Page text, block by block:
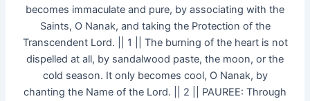
becomes immaculate and pure, by associating with the
Saints, O Nanak, and taking the Protection of the
Transcendent Lord. || 1 || The burning of the heart is not
dispelled at all, by sandalwood paste, the moon, or the
cold season. It only becomes cool, O Nanak, by
chanting the Name of the Lord. || 2 || PAUREE: Through